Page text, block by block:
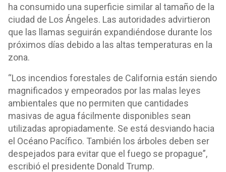
ha consumido una superficie similar al tamaño de la
ciudad de Los Ángeles. Las autoridades advirtieron
que las llamas seguirán expandiéndose durante los
próximos días debido a las altas temperaturas en la
zona.
“Los incendios forestales de California están siendo
magnificados y empeorados por las malas leyes
ambientales que no permiten que cantidades
masivas de agua fácilmente disponibles sean
utilizadas apropiadamente. Se está desviando hacia
el Océano Pacífico. También los árboles deben ser
despejados para evitar que el fuego se propague”,
escribió el presidente Donald Trump.